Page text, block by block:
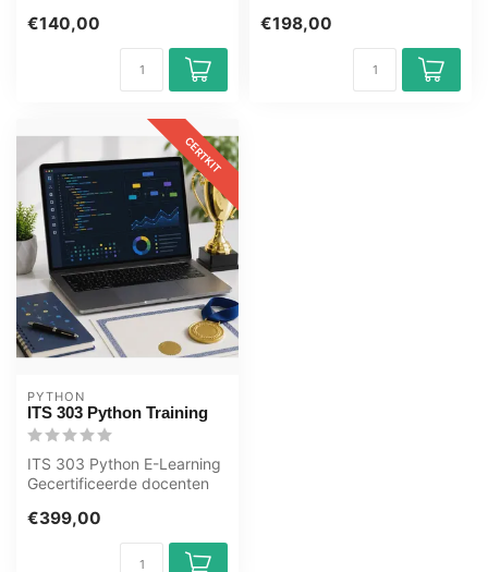
exam...
€140,00
popu...
€198,00
CERTKIT
PYTHON
ITS 303 Python Training
ITS 303 Python E-Learning
Gecertificeerde docenten
Measure...
€399,00